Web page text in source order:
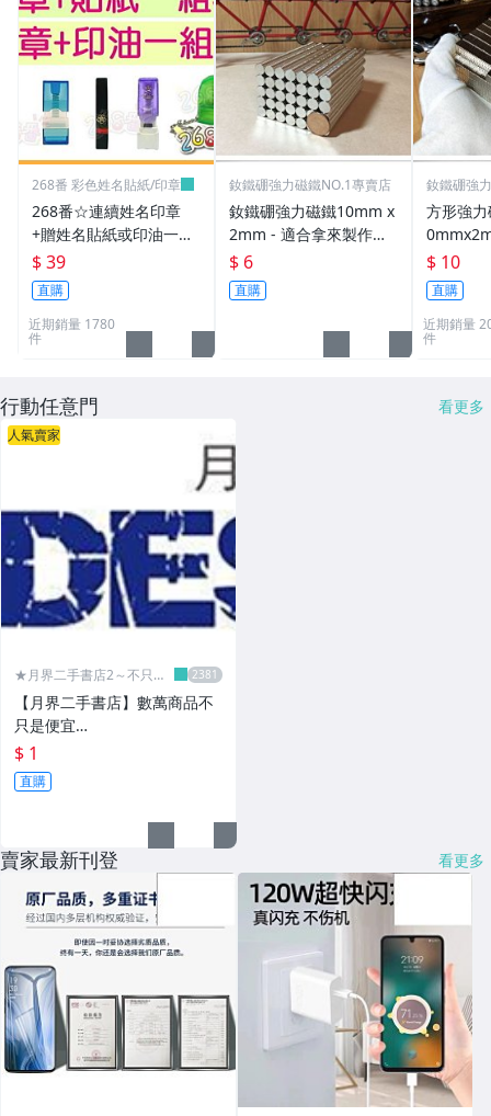
268番 彩色姓名貼紙/印章
268番☆連續姓名印章
+贈姓名貼紙或印油一組
39元(連續章.職章.免蓋
章.卡通章.會計章.印章
筆.姓名章.)
$ 39
直購
近期銷量 1780
件
釹鐵硼強力磁鐵NO.1專賣店
釹鐵硼強力磁鐵10mm x
2mm - 適合拿來製作創
意手鍊或項鍊!
$ 6
直購
釹鐵硼強
方形強
物超實用!
$ 10
直購
近期銷量
件
行動任意門 看更多
人氣賣家
★月界二手書店2～不只是
【月界二手書店】數萬商品不
只是便宜…
$ 1
直購
賣家最新刊登 看更多